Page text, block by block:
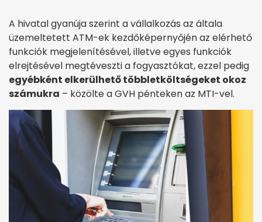
A hivatal gyanúja szerint a vállalkozás az általa
üzemeltetett ATM-ek kezdőképernyőjén az elérhető
funkciók megjelenítésével, illetve egyes funkciók
elrejtésével megtéveszti a fogyasztókat, ezzel pedig
egyébként elkerülhető többletköltségeket okoz
számukra – közölte a GVH pénteken az MTI-vel.